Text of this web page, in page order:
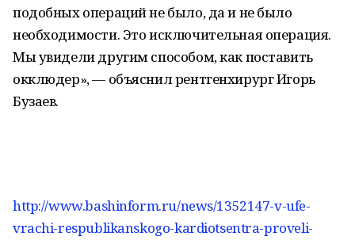
подобных операций не было, да и не было
необходимости. Это исключительная операция.
Мы увидели другим способом, как поставить
окклюдер», — объяснил рентгенхирург Игорь
Бузаев.
http://www.bashinform.ru/news/1352147-v-ufe-
vrachi-respublikanskogo-kardiotsentra-proveli-